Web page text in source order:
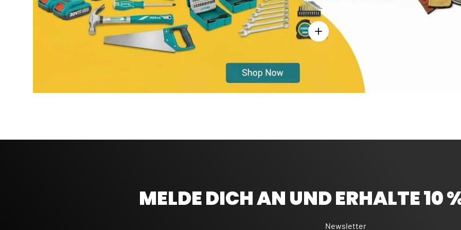
Einzelheiten anzeigen - Bandmaß 5 m -
MELDE DICH AN UND ERHALTE 10
Newsletter